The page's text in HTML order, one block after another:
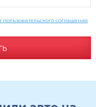
пользовательского соглашения